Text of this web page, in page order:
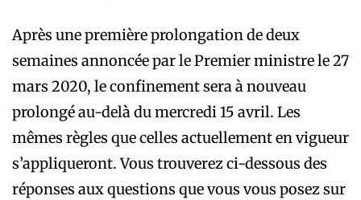
Après une première prolongation de deux
semaines annoncée par le Premier ministre le 27
mars 2020, le confinement sera à nouveau
prolongé au-delà du mercredi 15 avril. Les
mêmes règles que celles actuellement en vigueur
s’appliqueront. Vous trouverez ci-dessous des
réponses aux questions que vous vous posez sur